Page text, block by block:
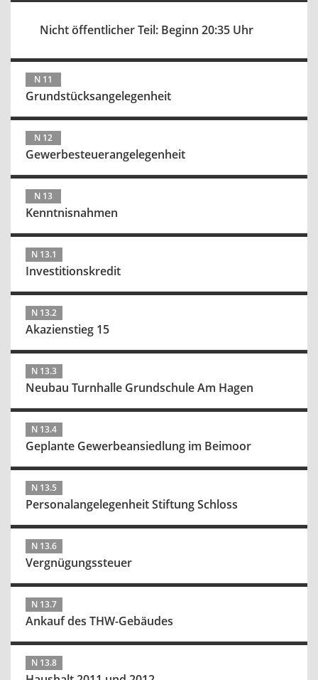
Nicht öffentlicher Teil: Beginn 20:35 Uhr
N 11
Grundstücksangelegenheit
N 12
Gewerbesteuerangelegenheit
N 13
Kenntnisnahmen
N 13.1
Investitionskredit
N 13.2
Akazienstieg 15
N 13.3
Neubau Turnhalle Grundschule Am Hagen
N 13.4
Geplante Gewerbeansiedlung im Beimoor
N 13.5
Personalangelegenheit Stiftung Schloss
N 13.6
Vergnügungssteuer
N 13.7
Ankauf des THW-Gebäudes
N 13.8